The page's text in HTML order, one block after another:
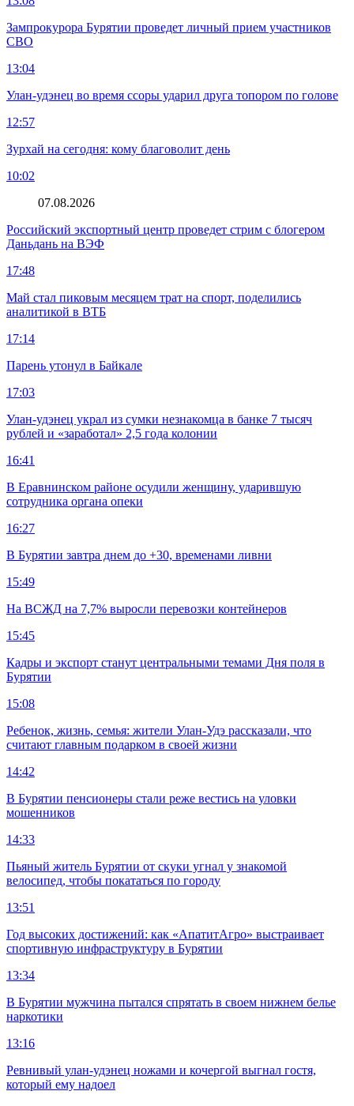
Зампрокурора Бурятии проведет личный прием участников
СВО
13:04
Улан-удэнец во время ссоры ударил друга топором по голове
12:57
Зурхай на сегодня: кому благоволит день
10:02
07.08.2026
Российский экспортный центр проведет стрим с блогером
Даньдань на ВЭФ
17:48
Май стал пиковым месяцем трат на спорт, поделились
аналитикой в ВТБ
17:14
Парень утонул в Байкале
17:03
Улан-удэнец украл из сумки незнакомца в банке 7 тысяч
рублей и «заработал» 2,5 года колонии
16:41
В Еравнинском районе осудили женщину, ударившую
сотрудника органа опеки
16:27
В Бурятии завтра днем до +30, временами ливни
15:49
На ВСЖД на 7,7% выросли перевозки контейнеров
15:45
Кадры и экспорт станут центральными темами Дня поля в
Бурятии
15:08
Ребенок, жизнь, семья: жители Улан-Удэ рассказали, что
считают главным подарком в своей жизни
14:42
В Бурятии пенсионеры стали реже вестись на уловки
мошенников
14:33
Пьяный житель Бурятии от скуки угнал у знакомой
велосипед, чтобы покататься по городу
13:51
Год высоких достижений: как «АпатитАгро» выстраивает
спортивную инфраструктуру в Бурятии
13:34
В Бурятии мужчина пытался спрятать в своем нижнем белье
наркотики
13:16
Ревнивый улан-удэнец ножами и кочергой выгнал гостя,
который ему надоел